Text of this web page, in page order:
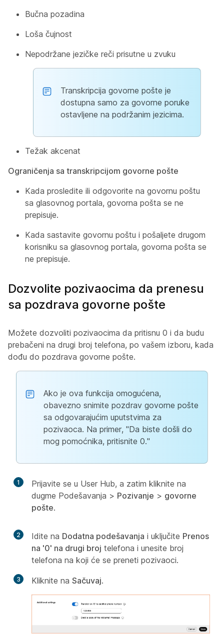
Bučna pozadina
Loša čujnost
Nepodržane jezičke reči prisutne u zvuku
Transkripcija govorne pošte je
dostupna samo za govorne poruke
ostavljene na podržanim jezicima.
Težak akcenat
Ograničenja sa transkripcijom govorne pošte
Kada prosledite ili odgovorite na govornu poštu
sa glasovnog portala, govorna pošta se ne
prepisuje.
Kada sastavite govornu poštu i pošaljete drugom
korisniku sa glasovnog portala, govorna pošta se
ne prepisuje.
Dozvolite pozivaocima da prenesu
sa pozdrava govorne pošte
Možete dozvoliti pozivaocima da pritisnu 0 i da budu
prebačeni na drugi broj telefona, po vašem izboru, kada
dođu do pozdrava govorne pošte.
Ako je ova funkcija omogućena,
obavezno snimite pozdrav govorne pošte
sa odgovarajućim uputstvima za
pozivaoca. Na primer, "Da biste došli do
mog pomoćnika, pritisnite 0."
1
Prijavite se u User Hub, a zatim kliknite na
dugme Podešavanja > Pozivanje > govorne
pošte.
2 Idite na Dodatna podešavanja i uključite Prenos
na '0' na drugi broj telefona i unesite broj
telefona na koji će se preneti pozivaoci.
3 Kliknite na Sačuvaj.